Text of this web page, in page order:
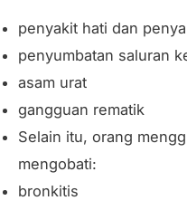
penyakit hati dan
penyumbatan saluran
asam urat
gangguan rematik
Selain itu, orang
mengobati:
bronkitis